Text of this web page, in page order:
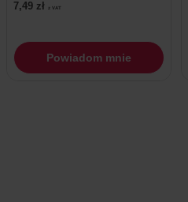
7,49 zł z VAT
Powiadom mnie